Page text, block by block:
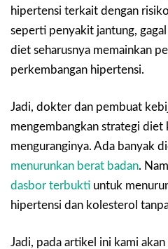
hipertensi terkait dengan
seperti penyakit jantung,
diet seharusnya memainkan
perkembangan hipertensi.
Jadi, dokter dan pembuat
mengembangkan strategi diet
menguranginya. Ada banyak
menurunkan berat badan.
dasbor terbukti untuk
hipertensi dan kolesterol
Jadi, pada artikel ini kami